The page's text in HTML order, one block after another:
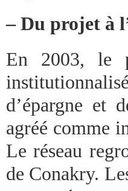
– Du projet à
En 2003, le
d’épargne et
agréé comme
Le réseau
de Conakry.